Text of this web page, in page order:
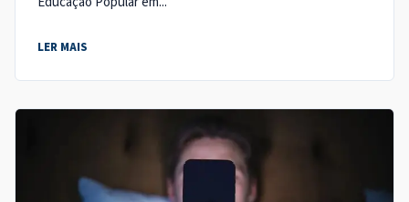
LER MAIS